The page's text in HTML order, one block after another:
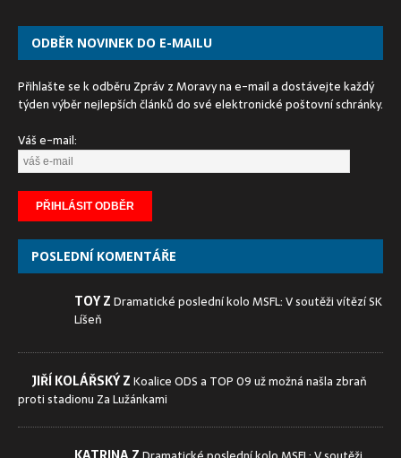
ODBĚR NOVINEK DO E-MAILU
Přihlašte se k odběru Zpráv z Moravy na e-mail a dostávejte každý
týden výběr nejlepších článků do své elektronické poštovní schránky.
Váš e-mail:
POSLEDNÍ KOMENTÁŘE
TOY ZDramatické poslední kolo MSFL: V soutěži vítězí SK
Líšeň
JIŘÍ KOLÁŘSKÝ ZKoalice ODS a TOP 09 už možná našla zbraň
proti stadionu Za Lužánkami